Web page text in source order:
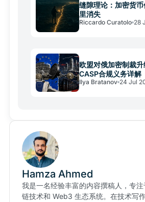
缝隙理论：加密货
里消失
Riccardo Curatolo 28
欧盟对俄加密制裁
CASP合规义务详解
Ilya Bratanov 24 Jul
Hamza Ahmed
我是一名经验丰富的内容撰稿人，专
链技术和 Web3 生态系统。在技术写